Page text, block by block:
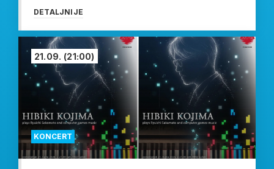
DETALJNIJE
KONCERT
21.09. (21:00)